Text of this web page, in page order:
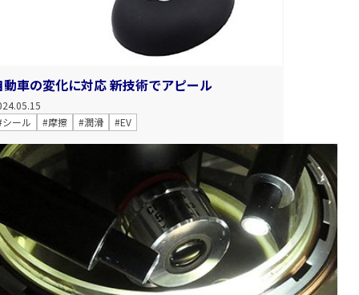
動車の変化に対応 新技術でアピール
シール
#摩擦 #潤滑 #EV